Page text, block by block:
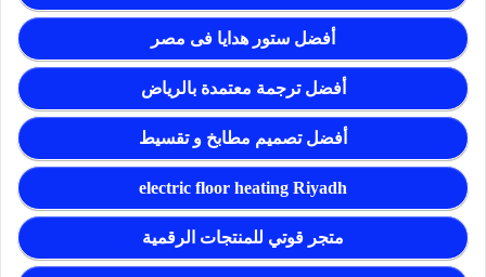
أفضل ستور هدايا فى مصر
أفضل ترجمة معتمدة بالرياض
أفضل تصميم مطابخ و تقسيط
electric floor heating Riyadh
متجر قوتي للمنتجات الرقمية